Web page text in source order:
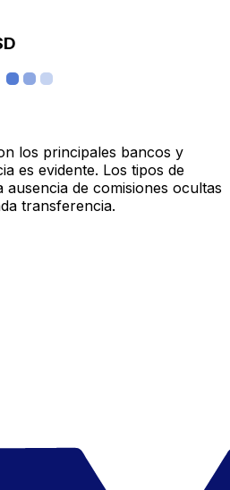
los principales bancos y
es evidente. Los tipos de
de comisiones ocultas
transferencia.